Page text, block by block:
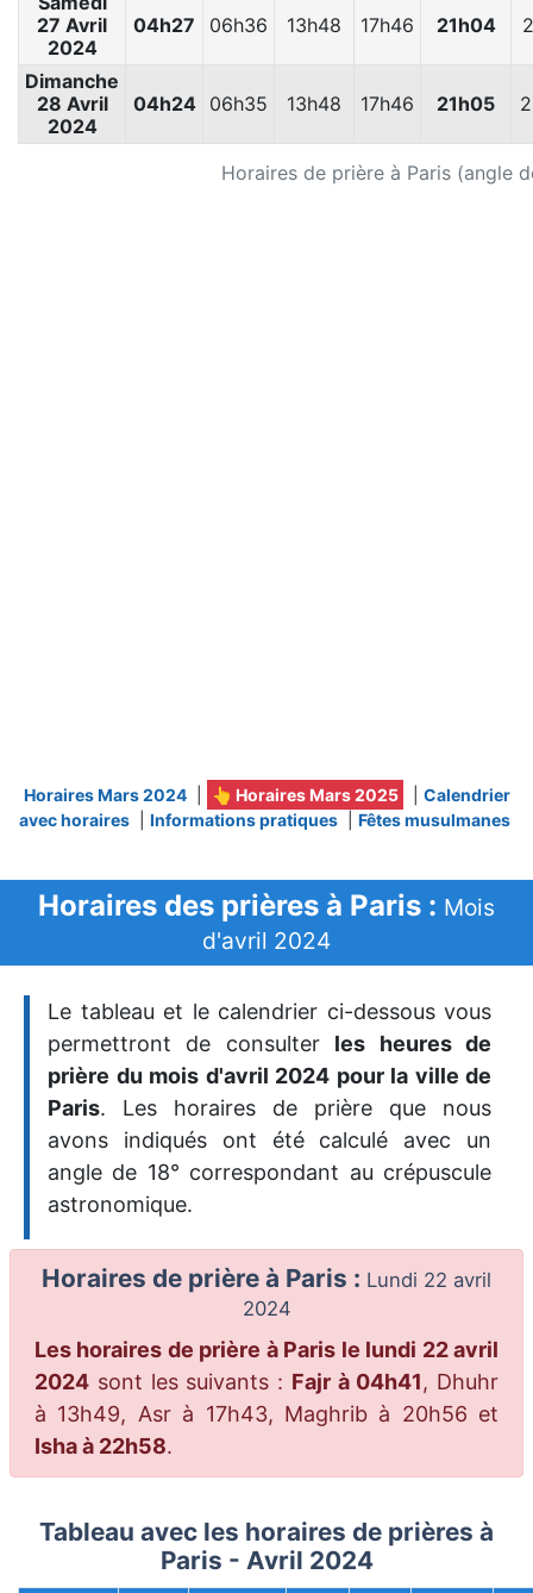
Horaires de prière à Paris (angle
27 Avril
2024
04h27 06h36 13h48 17h46 21h04
Dimanche
28 Avril
2024
04h24 06h35 13h48 17h46 21h05
Horaires Mars 2024 👆 Horaires Mars 2025
Calendrier
avec horaires
Informations pratiques Fêtes musulmanes
Horaires des prières à Paris : Mois
d'avril 2024
Le tableau et le calendrier ci-dessous vous
permettront de consulter les heures de
prière du mois d'avril 2024 pour la ville de
Paris. Les horaires de prière que nous
avons indiqués ont été calculé avec un
angle de 18° correspondant au crépuscule
astronomique.
Horaires de prière à Paris : Lundi 22 avril
2024
Les horaires de prière à Paris le lundi 22 avril
2024 sont les suivants : Fajr à 04h41, Dhuhr
à 13h49, Asr à 17h43, Maghrib à 20h56 et
Isha à 22h58.
Tableau avec les horaires de prières à
Paris - Avril 2024